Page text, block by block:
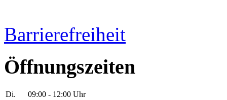
Barrierefreiheit
Öffnungszeiten
Di.
09:00 - 12:00 Uhr